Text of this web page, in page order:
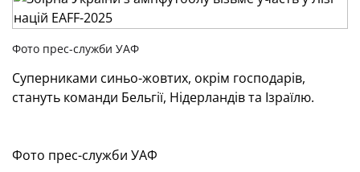
Фото прес-служби УАФ
Суперниками синьо-жовтих, окрім господарів,
стануть команди Бельгії, Нідерландів та Ізраїлю.
Фото прес-служби УАФ